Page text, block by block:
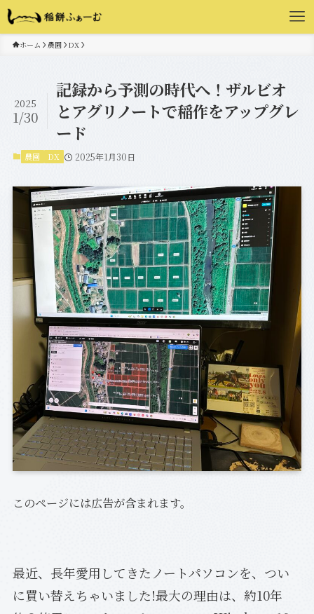
ホーム 農園 DX
記録から予測の時代へ！ザルビオ
とアグリノートで稲作をアップグレ
ード
2025
1/30
農園 DX 2025年1月30日
このページには広告が含まれます。
最近、長年愛用してきたノートパソコンを、つい
に買い替えちゃいました!最大の理由は、約10年